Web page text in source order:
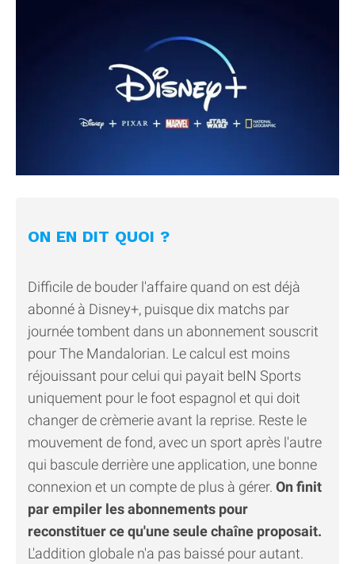
ON EN DIT QUOI ?
Difficile de bouder l'affaire quand on est déjà
abonné à Disney+, puisque dix matchs par
journée tombent dans un abonnement souscrit
pour The Mandalorian. Le calcul est moins
réjouissant pour celui qui payait beIN Sports
uniquement pour le foot espagnol et qui doit
changer de crèmerie avant la reprise. Reste le
mouvement de fond, avec un sport après l'autre
qui bascule derrière une application, une bonne
connexion et un compte de plus à gérer. On finit
par empiler les abonnements pour
reconstituer ce qu'une seule chaîne proposait.
L'addition globale n'a pas baissé pour autant.